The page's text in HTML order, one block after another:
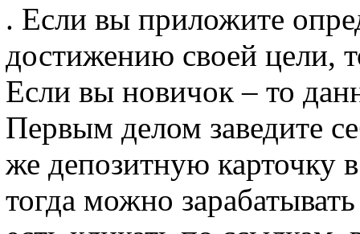
. Если вы приложите
достижению своей цели,
Если вы новичок – то
Первым делом заведите
же депозитную карточку
тогда можно